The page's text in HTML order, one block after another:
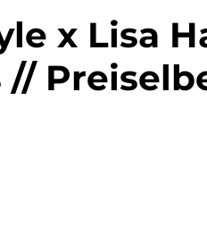
x Lisa
//